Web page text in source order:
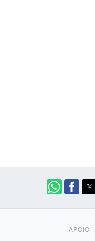
APOIO